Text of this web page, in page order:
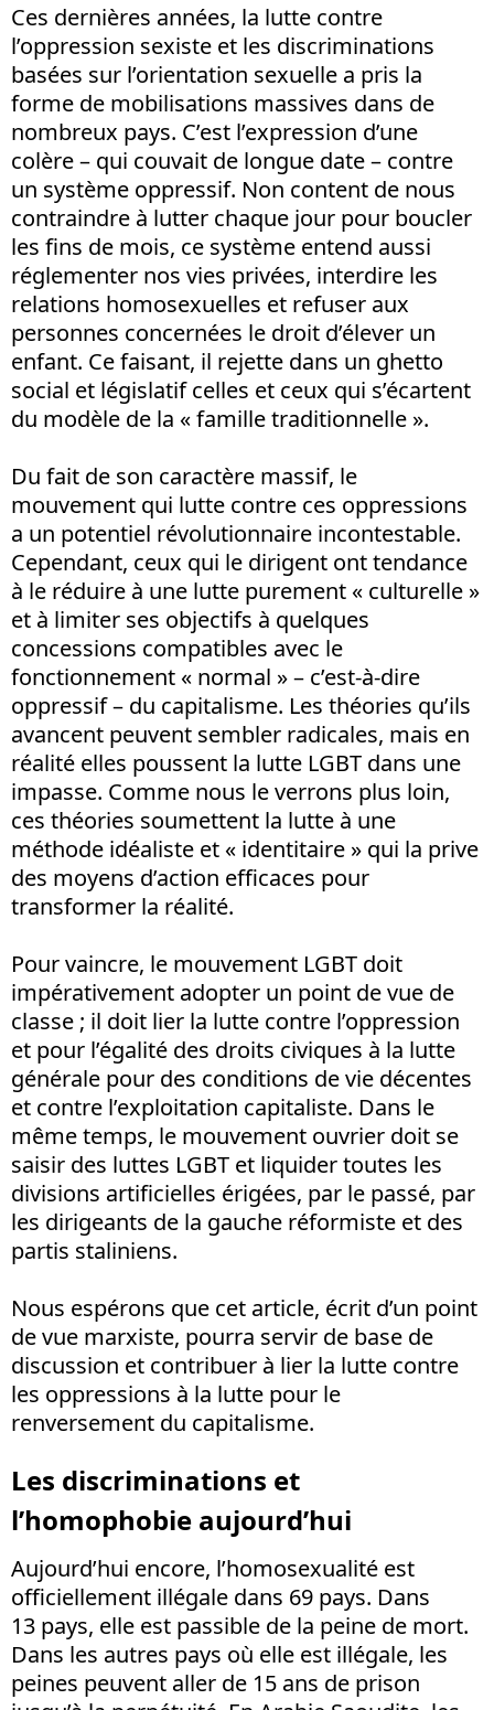
Ces dernières années, la lutte contre
l’oppression sexiste et les discriminations
basées sur l’orientation sexuelle a pris la
forme de mobilisations massives dans de
nombreux pays. C’est l’expression d’une
colère – qui couvait de longue date – contre
un système oppressif. Non content de nous
contraindre à lutter chaque jour pour boucler
les fins de mois, ce système entend aussi
réglementer nos vies privées, interdire les
relations homosexuelles et refuser aux
personnes concernées le droit d’élever un
enfant. Ce faisant, il rejette dans un ghetto
social et législatif celles et ceux qui s’écartent
du modèle de la « famille traditionnelle ».
Du fait de son caractère massif, le
mouvement qui lutte contre ces oppressions
a un potentiel révolutionnaire incontestable.
Cependant, ceux qui le dirigent ont tendance
à le réduire à une lutte purement « culturelle »
et à limiter ses objectifs à quelques
concessions compatibles avec le
fonctionnement « normal » – c’est-à-dire
oppressif – du capitalisme. Les théories qu’ils
avancent peuvent sembler radicales, mais en
réalité elles poussent la lutte LGBT dans une
impasse. Comme nous le verrons plus loin,
ces théories soumettent la lutte à une
méthode idéaliste et « identitaire » qui la prive
des moyens d’action efficaces pour
transformer la réalité.
Pour vaincre, le mouvement LGBT doit
impérativement adopter un point de vue de
classe ; il doit lier la lutte contre l’oppression
et pour l’égalité des droits civiques à la lutte
générale pour des conditions de vie décentes
et contre l’exploitation capitaliste. Dans le
même temps, le mouvement ouvrier doit se
saisir des luttes LGBT et liquider toutes les
divisions artificielles érigées, par le passé, par
les dirigeants de la gauche réformiste et des
partis staliniens.
Nous espérons que cet article, écrit d’un point
de vue marxiste, pourra servir de base de
discussion et contribuer à lier la lutte contre
les oppressions à la lutte pour le
renversement du capitalisme.
Les discriminations et
l’homophobie aujourd’hui
Aujourd’hui encore, l’homosexualité est
officiellement illégale dans 69 pays. Dans
13 pays, elle est passible de la peine de mort.
Dans les autres pays où elle est illégale, les
peines peuvent aller de 15 ans de prison